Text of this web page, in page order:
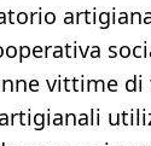
vittime